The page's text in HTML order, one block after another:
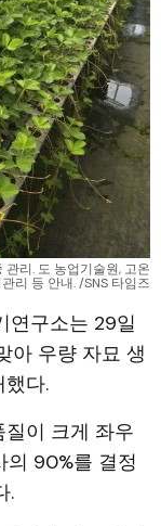
리. 도 농업기술원, 고온
리 등 안내. /SNS 타임즈
연구소는 29일
아 우량 자묘 생
다.
이 크게 좌우
의 90%를 결정
.